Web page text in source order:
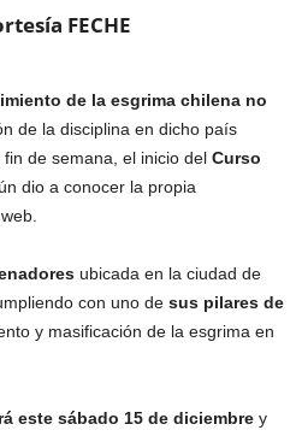
FECHE
de la esgrima chilena no
de la disciplina en dicho país
de semana, el inicio del Curso
dio a conocer la propia
ubicada en la ciudad de
con uno de sus pilares de
y masificación de la esgrima en
este sábado 15 de diciembre y